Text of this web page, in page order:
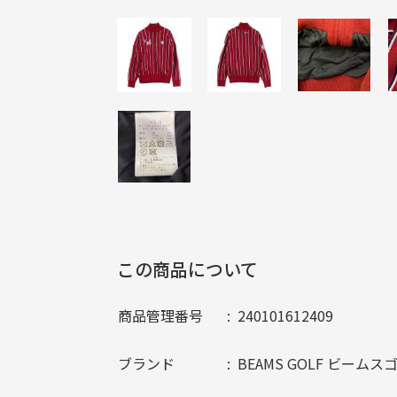
この商品について
商品管理番号 240101612409
ブランド BEAMS GOLF ビームス